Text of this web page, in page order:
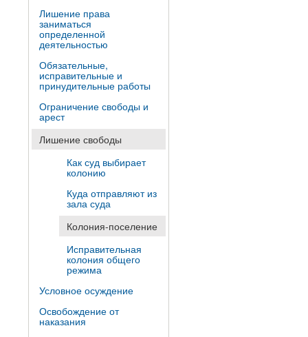
Лишение права
заниматься
определенной
деятельностью
Обязательные,
исправительные и
принудительные работы
Ограничение свободы и
арест
Лишение свободы
Как суд выбирает
колонию
Куда отправляют из
зала суда
Колония-поселение
Исправительная
колония общего
режима
Условное осуждение
Освобождение от
наказания